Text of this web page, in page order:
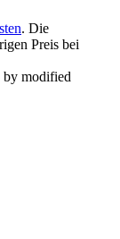
. Die
Preis bei
modified